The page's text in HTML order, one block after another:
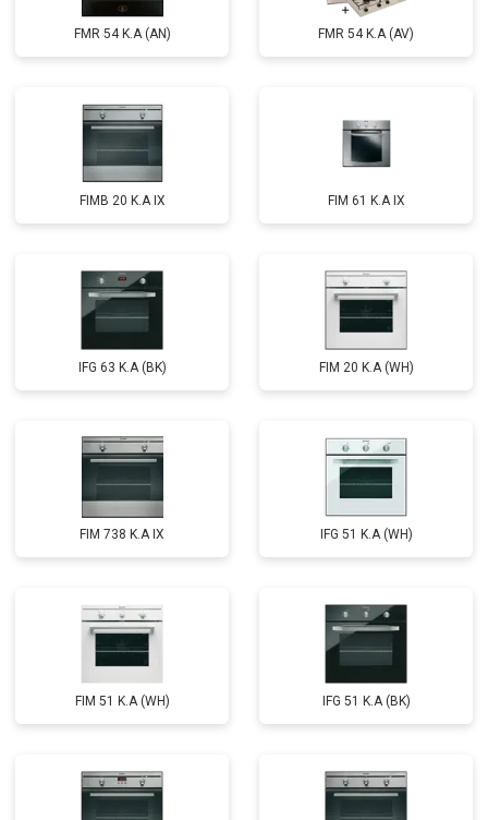
FMR 54 K.A (AN) FMR 54 K.A (AV)
FIMB 20 K.A IX FIM 61 K.A IX
IFG 63 K.A (BK) FIM 20 K.A (WH)
FIM 738 K.A IX IFG 51 K.A (WH)
FIM 51 K.A (WH) IFG 51 K.A (BK)